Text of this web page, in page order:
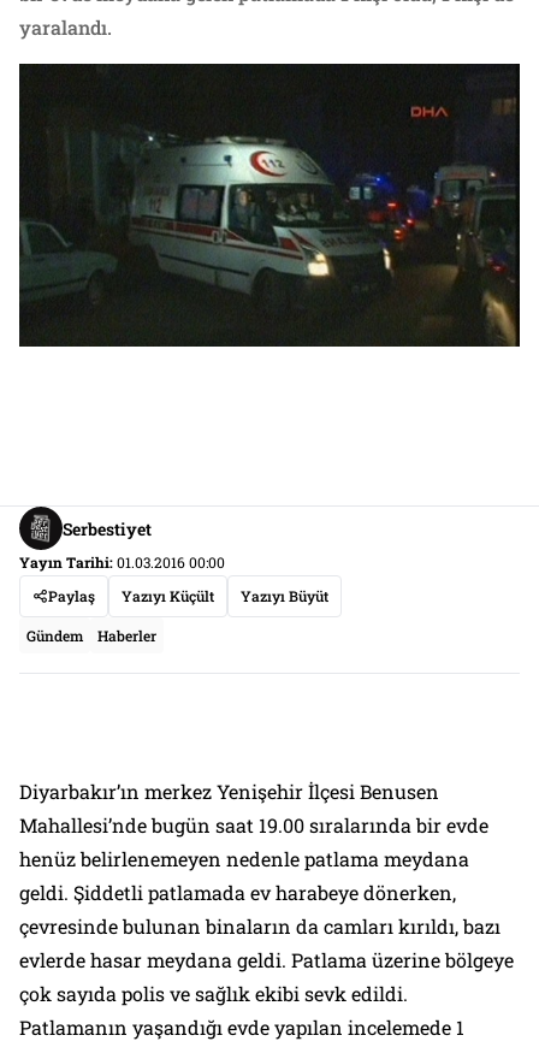
yaralandı.
Serbestiyet
Yayın Tarihi:01.03.2016 00:00
Paylaş
Yazıyı Küçült Yazıyı Büyüt
Gündem Haberler
Diyarbakır’ın merkez Yenişehir İlçesi Benusen
Mahallesi’nde bugün saat 19.00 sıralarında bir evde
henüz belirlenemeyen nedenle patlama meydana
geldi. Şiddetli patlamada ev harabeye dönerken,
çevresinde bulunan binaların da camları kırıldı, bazı
evlerde hasar meydana geldi. Patlama üzerine bölgeye
çok sayıda polis ve sağlık ekibi sevk edildi.
Patlamanın yaşandığı evde yapılan incelemede 1